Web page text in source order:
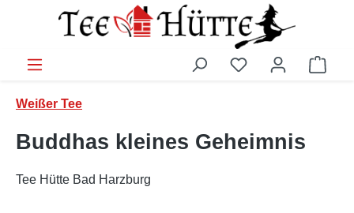
Zum Hauptinhalt springen
Weißer Tee
Buddhas kleines Geheimnis
Tee Hütte Bad Harzburg